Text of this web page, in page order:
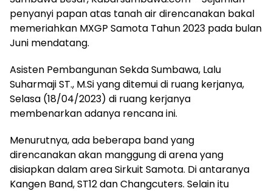
penyanyi papan atas tanah air direncanakan bakal
memeriahkan MXGP Samota Tahun 2023 pada bulan
Juni mendatang.
Asisten Pembangunan Sekda Sumbawa, Lalu
Suharmaji ST., M.Si yang ditemui di ruang kerjanya,
Selasa (18/04/2023) di ruang kerjanya
membenarkan adanya rencana ini.
Menurutnya, ada beberapa band yang
direncanakan akan manggung di arena yang
disiapkan dalam area Sirkuit Samota. Di antaranya
Kangen Band, ST12 dan Changcuters. Selain itu